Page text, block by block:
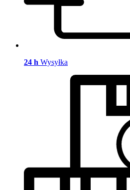
24 h Wysyłka